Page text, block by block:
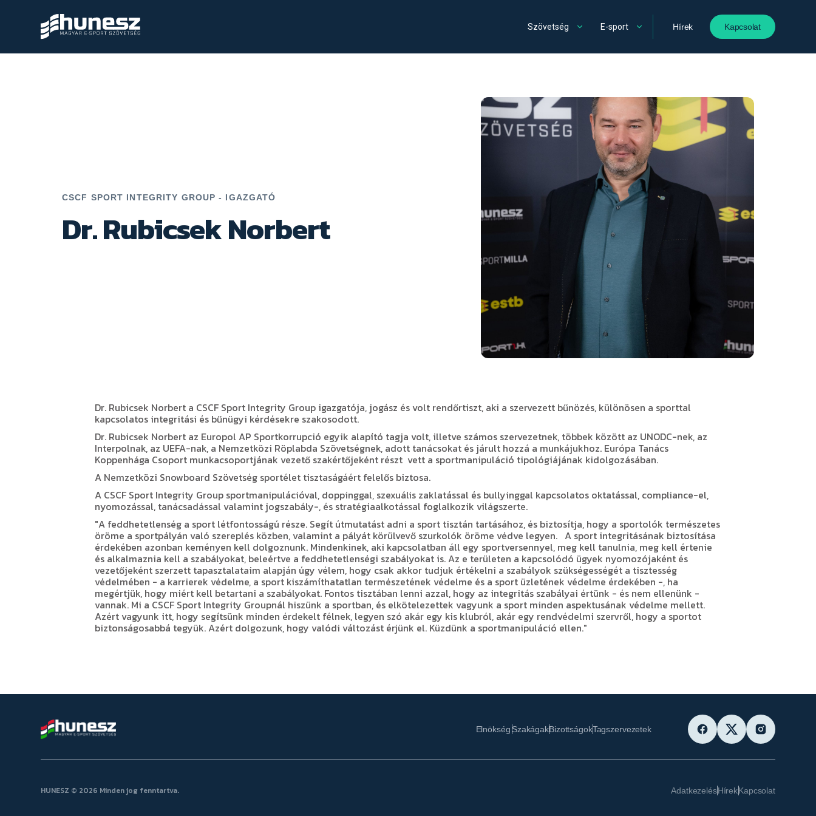
Szövetség E-sport Hírek Kapcsolat
CSCF SPORT INTEGRITY GROUP - IGAZGATÓ
Dr. Rubicsek Norbert
Dr. Rubicsek Norbert a CSCF Sport Integrity Group igazgatója, jogász és volt rendőrtiszt, aki a szervezett bűnözés, különösen a sporttal
kapcsolatos integritási és bűnügyi kérdésekre szakosodott.
Dr. Rubicsek Norbert az Europol AP Sportkorrupció egyik alapító tagja volt, illetve számos szervezetnek, többek között az UNODC-nek, az
Interpolnak, az UEFA-nak, a Nemzetközi Röplabda Szövetségnek, adott tanácsokat és járult hozzá a munkájukhoz. Európa Tanács
Koppenhága Csoport munkacsoportjának vezető szakértőjeként részt vett a sportmanipuláció tipológiájának kidolgozásában.
A Nemzetközi Snowboard Szövetség sportélet tisztaságáért felelős biztosa.
A CSCF Sport Integrity Group sportmanipulációval, doppinggal, szexuális zaklatással és bullyinggal kapcsolatos oktatással, compliance-el,
nyomozással, tanácsadással valamint jogszabály-, és stratégiaalkotással foglalkozik világszerte.
"A feddhetetlenség a sport létfontosságú része. Segít útmutatást adni a sport tisztán tartásához, és biztosítja, hogy a sportolók természetes
öröme a sportpályán való szereplés közben, valamint a pályát körülvevő szurkolók öröme védve legyen. A sport integritásának biztosítása
érdekében azonban keményen kell dolgoznunk. Mindenkinek, aki kapcsolatban áll egy sportversennyel, meg kell tanulnia, meg kell értenie
és alkalmaznia kell a szabályokat, beleértve a feddhetetlenségi szabályokat is. Az e területen a kapcsolódó ügyek nyomozójaként és
vezetőjeként szerzett tapasztalataim alapján úgy vélem, hogy csak akkor tudjuk értékelni a szabályok szükségességét a tisztesség
védelmében - a karrierek védelme, a sport kiszámíthatatlan természetének védelme és a sport üzletének védelme érdekében -, ha
megértjük, hogy miért kell betartani a szabályokat. Fontos tisztában lenni azzal, hogy az integritás szabályai értünk - és nem ellenünk -
vannak. Mi a CSCF Sport Integrity Groupnál hiszünk a sportban, és elkötelezettek vagyunk a sport minden aspektusának védelme mellett.
Azért vagyunk itt, hogy segítsünk minden érdekelt félnek, legyen szó akár egy kis klubról, akár egy rendvédelmi szervről, hogy a sportot
biztonságosabbá tegyük. Azért dolgozunk, hogy valódi változást érjünk el. Küzdünk a sportmanipuláció ellen."
Elnökség SzakágakBizottságokTagszervezetek
HUNESZ © 2026 Minden jog fenntartva. AdatkezelésHírekKapcsolat